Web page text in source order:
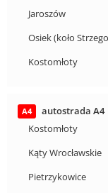
Jaroszów
Osiek (koło
Kostomłoty
A4
autostrada A4
Kostomłoty
Kąty Wrocławskie
Pietrzykowice